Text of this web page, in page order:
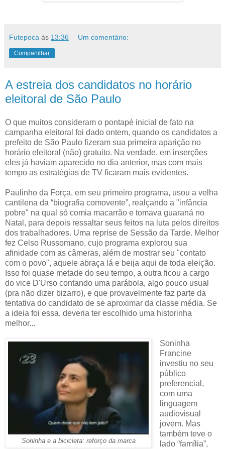
Futepoca às 13:36 Um comentário:
Compartilhar
A estreia dos candidatos no horário
eleitoral de São Paulo
O que muitos consideram o pontapé inicial de fato na
campanha eleitoral foi dado ontem, quando os candidatos a
prefeito de São Paulo fizeram sua primeira aparição no
horário eleitoral (não) gratuito. Na verdade, em inserções
eles já haviam aparecido no dia anterior, mas com mais
tempo as estratégias de TV ficaram mais evidentes.
Paulinho da Força, em seu primeiro programa, usou a velha
cantilena da “biografia comovente”, realçando a "infância
pobre" na qual só comia macarrão e tomava guaraná no
Natal, para depois ressaltar seus feitos na luta pelos direitos
dos trabalhadores. Uma reprise de Sessão da Tarde. Melhor
fez Celso Russomano, cujo programa explorou sua
afinidade com as câmeras, além de mostrar seu "contato
com o povo", aquele abraça lá e beija aqui de toda eleição.
Isso foi quase metade do seu tempo, a outra ficou a cargo
do vice D'Urso contando uma parábola, algo pouco usual
(pra não dizer bizarro), e que provavelmente faz parte da
tentativa do candidato de se aproximar da classe média. Se
a ideia foi essa, deveria ter escolhido uma historinha
melhor...
Soninha e a bicicleta: reforço da marca
Soninha
Francine
investiu no seu
público
preferencial,
com uma
linguagem
audiovisual
jovem. Mas
também teve o
lado “família”,